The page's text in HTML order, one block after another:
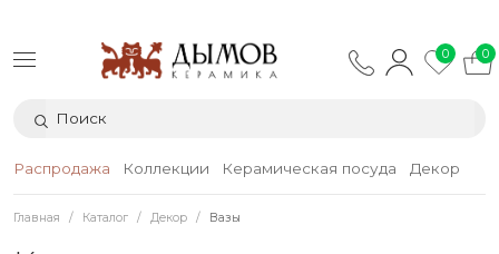
0 0
Распродажа Коллекции Керамическая посуда Декор
Главная Каталог Декор Вазы